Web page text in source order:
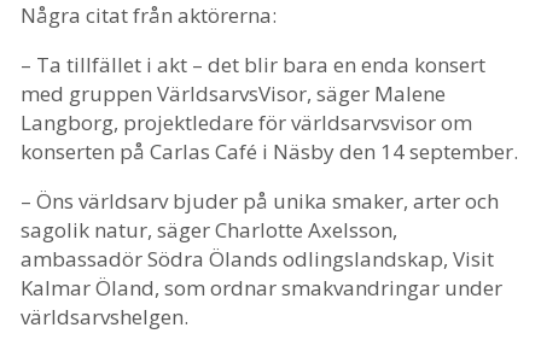
Några citat från aktörerna:
– Ta tillfället i akt – det blir bara en enda konsert
med gruppen VärldsarvsVisor, säger Malene
Langborg, projektledare för världsarvsvisor om
konserten på Carlas Café i Näsby den 14 september.
– Öns världsarv bjuder på unika smaker, arter och
sagolik natur, säger Charlotte Axelsson,
ambassadör Södra Ölands odlingslandskap, Visit
Kalmar Öland, som ordnar smakvandringar under
världsarvshelgen.